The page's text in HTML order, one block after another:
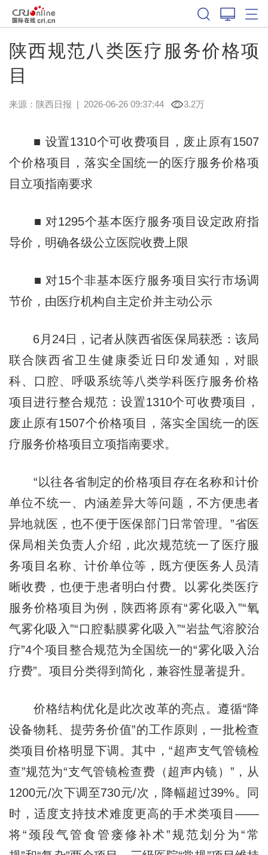
陕西规范八类医疗服务价格项
目
来源： 陕西日报 | 2026-06-26 09:37:44 3.2万
■ 设置1310个可收费项目，废止原有1507
个价格项目，落实全国统一的医疗服务价格项
目立项指南要求
■ 对1295个基本医疗服务项目设定政府指
导价，明确各级公立医院收费上限
■ 对15个非基本医疗服务项目实行市场调
节价，由医疗机构自主定价并主动公示
6月24日，记者从陕西省医保局获悉：该局
联合陕西省卫生健康委近日印发通知，对眼
科、口腔、呼吸系统等八类学科医疗服务价格
项目进行整合规范：设置1310个可收费项目，
废止原有1507个价格项目，落实全国统一的医
疗服务价格项目立项指南要求。
“以往各省制定的价格项目存在名称和计价
单位不统一、内涵差异大等问题，不方便患者
异地就医，也不便于医保部门日常管理。”省医
保局相关负责人介绍，此次规范统一了医疗服
务项目名称、计价单位等，既方便医务人员清
晰收费，也便于患者明白付费。以雾化类医疗
服务价格项目为例，陕西将原有“雾化吸入”“氧
气雾化吸入”“口腔黏膜雾化吸入”“岩盐气溶胶治
疗”4个项目整合规范为全国统一的“雾化吸入治
疗费”。项目分类得到简化，兼容性显著提升。
价格结构优化是此次改革的亮点。遵循“降
设备物耗、提劳务价值”的工作原则，一批检查
类项目价格明显下调。其中，“超声支气管镜检
查”规范为“支气管镜检查费（超声内镜）”，从
1200元/次下调至730元/次，降幅超过39%。同
时，适度支持技术难度更高的手术类项目——
将“颈段气管食管瘘修补术”规范划分为“常